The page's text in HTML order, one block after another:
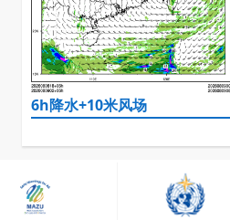
6h降水+10米风场